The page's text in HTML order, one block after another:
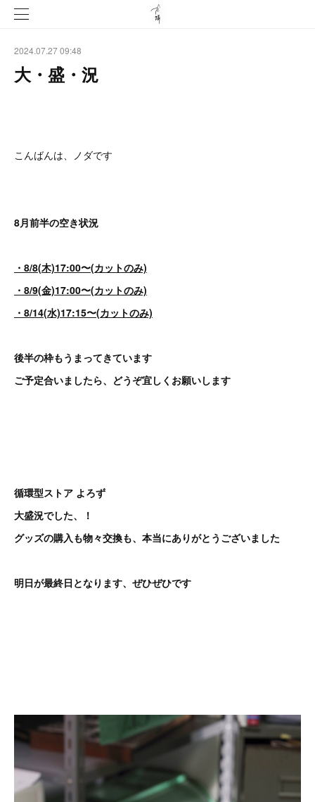
2024.07.27 09:48
大・盛・況
こんばんは、ノダです
8月前半の空き状況
・8/8(木)17:00〜(カットのみ)
・8/9(金)17:00〜(カットのみ)
・8/14(水)17:15〜(カットのみ)
後半の枠もうまってきています
ご予定合いましたら、どうぞ宜しくお願いします
循環型ストア よろず
大盛況でした、！
グッズの購入も物々交換も、本当にありがとうございました
明日が最終日となります、ぜひぜひです